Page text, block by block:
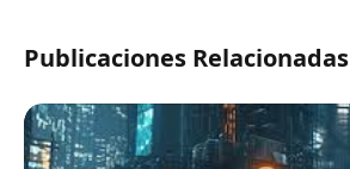
Publicaciones Relacionadas